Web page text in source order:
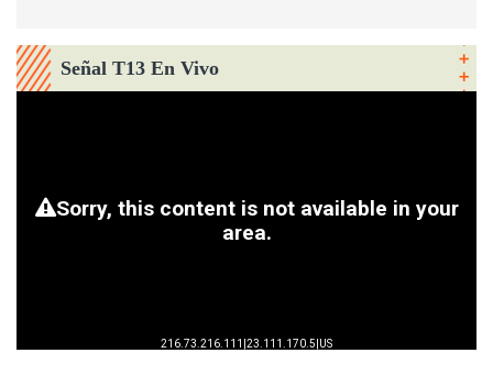
Señal T13 En Vivo